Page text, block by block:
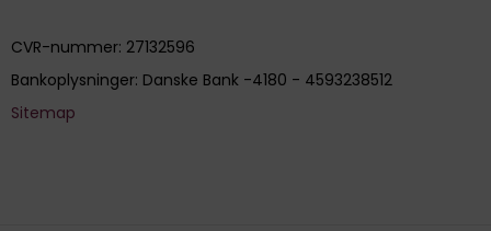
CVR-nummer: 27132596
Bankoplysninger: Danske Bank -4180 - 4593238512
Sitemap